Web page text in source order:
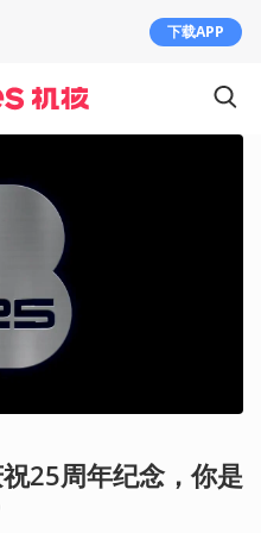
25周年纪念，你是
下载APP